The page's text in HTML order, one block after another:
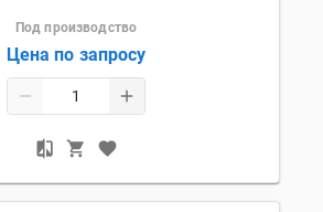
Под производство
Цена по запросу